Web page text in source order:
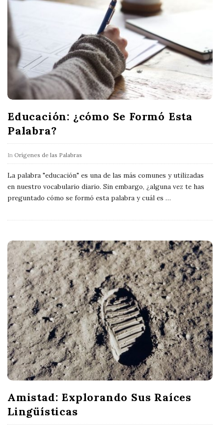
Educación: ¿cómo Se Formó Esta
Palabra?
In Orígenes de las Palabras
La palabra "educación" es una de las más comunes y utilizadas
en nuestro vocabulario diario. Sin embargo, ¿alguna vez te has
preguntado cómo se formó esta palabra y cuál es …
Amistad: Explorando Sus Raíces
Lingüísticas